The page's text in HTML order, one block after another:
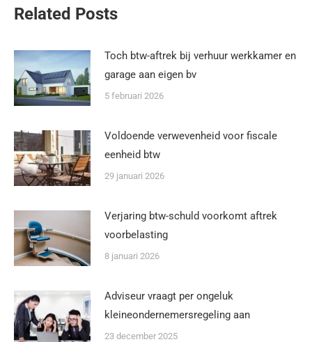
Related Posts
Toch btw-aftrek bij verhuur werkkamer en
garage aan eigen bv
5 februari 2026
Voldoende verwevenheid voor fiscale
eenheid btw
29 januari 2026
Verjaring btw-schuld voorkomt aftrek
voorbelasting
8 januari 2026
Adviseur vraagt per ongeluk
kleineondernemersregeling aan
23 december 2025